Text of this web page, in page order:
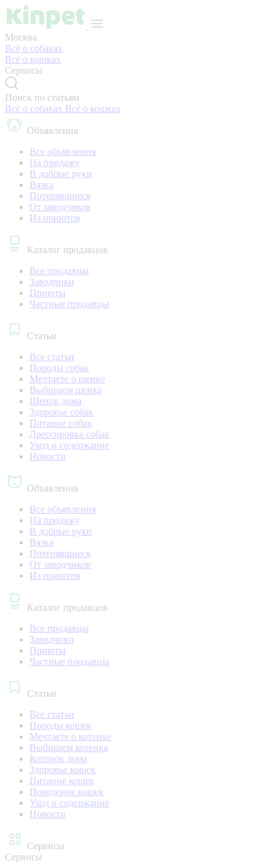
Москва
Всё о собаках
Всё о кошках
Сервисы
Поиск по статьям
Всё о собаках Всё о кошках
Объявления
Все объявления
На продажу
В добрые руки
Вязка
Потерявшиеся
От заводчиков
Из приютов
Каталог продавцов
Все продавцы
Заводчики
Приюты
Частные продавцы
Статьи
Все статьи
Породы собак
Мечтаете о щенке
Выбираем щенка
Щенок дома
Здоровье собак
Питание собак
Дрессировка собак
Уход и содержание
Новости
Объявления
Все объявления
На продажу
В добрые руки
Вязка
Потерявшиеся
От заводчиков
Из приютов
Каталог продавцов
Все продавцы
Заводчики
Приюты
Частные продавцы
Статьи
Все статьи
Породы кошек
Мечтаете о котенке
Выбираем котенка
Котенок дома
Здоровье кошек
Питание кошек
Поведение кошек
Уход и содержание
Новости
Сервисы
Сервисы